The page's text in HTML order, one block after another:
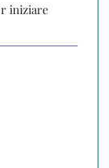
iniziare